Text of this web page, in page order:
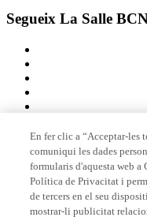
Segueix La Salle
Membre de
En fer clic a “Acceptar-les
comuniqui les dades
formularis d'aquesta web a
Política de Privacitat i
de tercers en el seu
mostrar-li publicitat